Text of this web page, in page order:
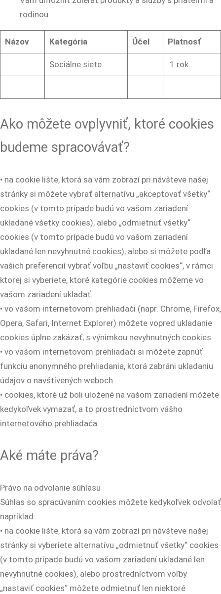
rodinou.
Názov Kategória Účel Platnosť
Sociálne siete 1 rok
Ako môžete ovplyvniť, ktoré cookies
budeme spracovávať?
• na cookie lište, ktorá sa vám zobrazí pri návšteve našej
stránky si môžete vybrať alternatívu „akceptovať všetky“
cookies (v tomto prípade budú vo vašom zariadení
ukladané všetky cookies), alebo „odmietnuť všetky“
cookies (v tomto prípade budú vo vašom zariadení
ukladané len nevyhnutné cookies), alebo si môžete podľa
vašich preferencií vybrať voľbu „nastaviť cookies“, v rámci
ktorej si vyberiete, ktoré kategórie cookies môžeme vo
vašom zariadení ukladať.
• vo vašom internetovom prehliadači (napr. Chrome, Firefox,
Opera, Safari, Internet Explorer) môžete vopred ukladanie
cookies úplne zakázať, s výnimkou nevyhnutných cookies
• vo vašom internetovom prehliadači si môžete zapnúť
funkciu anonymného prehliadania, ktorá zabráni ukladaniu
údajov o navštívených weboch
• cookies, ktoré už boli uložené na vašom zariadení môžete
kedykoľvek vymazať, a to prostredníctvom vášho
internetového prehliadača
Aké máte práva?
Právo na odvolanie súhlasu
Súhlas so spracúvaním cookies môžete kedykoľvek odvolať
napríklad:
• na cookie lište, ktorá sa vám zobrazí pri návšteve našej
stránky si vyberiete alternatívu „odmietnuť všetky“ cookies
(v tomto prípade budú vo vašom zariadení ukladané len
nevyhnutné cookies), alebo prostredníctvom voľby
„nastaviť cookies“ môžete odmietnuť len niektoré